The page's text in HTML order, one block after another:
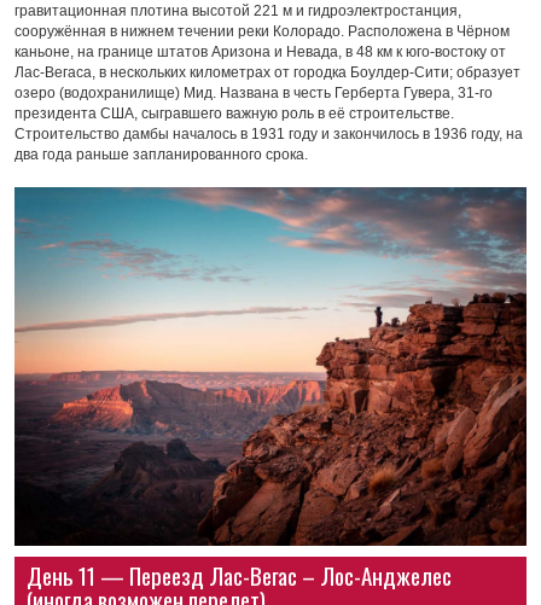
гравитационная плотина высотой 221 м и гидроэлектростанция,
сооружённая в нижнем течении реки Колорадо. Расположена в Чёрном
каньоне, на границе штатов Аризона и Невада, в 48 км к юго-востоку от
Лас-Вегаса, в нескольких километрах от городка Боулдер-Сити; образует
озеро (водохранилище) Мид. Названа в честь Герберта Гувера, 31-го
президента США, сыгравшего важную роль в её строительстве.
Строительство дамбы началось в 1931 году и закончилось в 1936 году, на
два года раньше запланированного срока.
День 11 — Переезд Лас-Вегас – Лос-Анджелес